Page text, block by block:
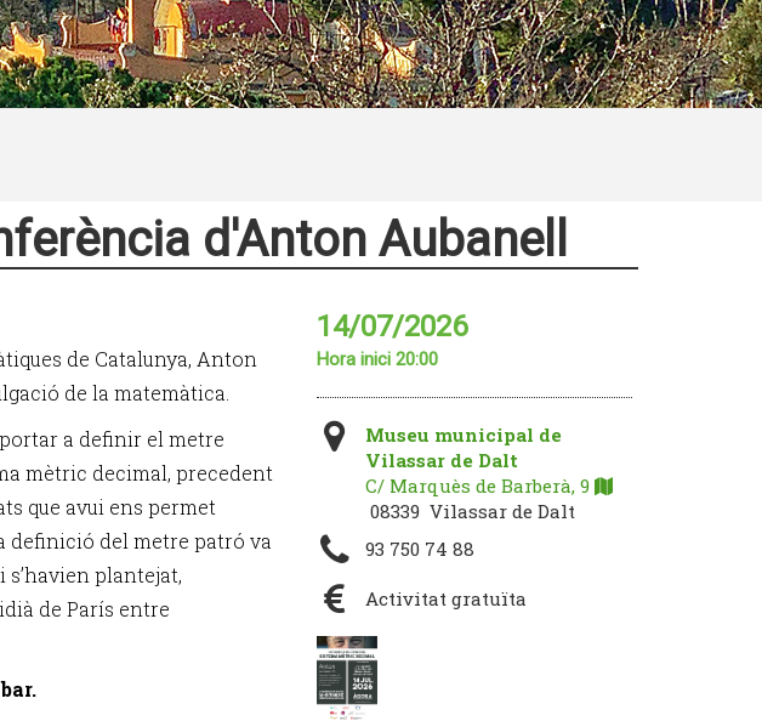
d'Anton Aubanell
de Catalunya, Anton
de la matemàtica.
a definir el metre
mètric decimal, precedent
que avui ens permet
definició del metre patró va
plantejat,
de París entre
14/07/2026
Hora inici 20:00
Museu municipal de
Vilassar de Dalt
C/ Marquès de Barberà, 9
08339 Vilassar de Dalt
93 750 74 88
Activitat gratuïta